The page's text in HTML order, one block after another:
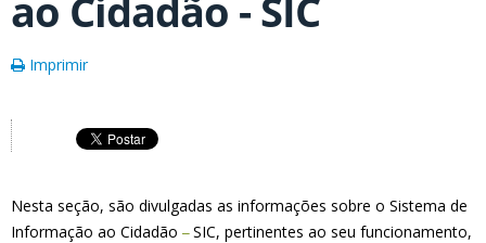
ao Cidadão - SIC
Imprimir
Nesta seção, são divulgadas as informações sobre o Sistema de
Informação ao Cidadão – SIC, pertinentes ao seu funcionamento,